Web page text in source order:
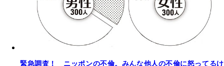
緊急調査！ ニッポンの不倫。みんな他人の不倫に怒ってるけ